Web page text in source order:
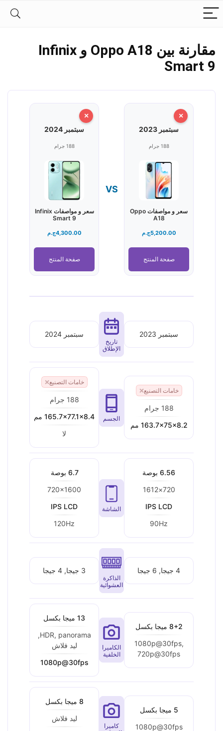
مقارنة بين Oppo A18 و Infinix
Smart 9
×
سبتمبر 2023
188 جرام
سعر و مواصفات Oppo
A18
ج.م5,200.00
صفحة المنتج
VS
×
سبتمبر 2024
188 جرام
سعر و مواصفات Infinix
Smart 9
ج.م4,300.00
صفحة المنتج
سبتمبر 2023
تاريخ
الإطلاق
سبتمبر 2024
خامات التصنيع❌
188 جرام
163.7x75x8.2 مم
الجسم
خامات التصنيع❌
188 جرام
165.7x77.1x8.4 مم
لا
6.56 بوصة
720×1612
IPS LCD
90Hz
الشاشة
6.7 بوصة
720x1600
IPS LCD
120Hz
4 جيجا, 6 جيجا
الذاكرة
العشوائية
3 جيجا, 4 جيجا
8+2 ميجا بكسل
1080p@30fps,
720p@30fps
الكاميرا
الخلفية
13 ميجا بكسل
HDR, panorama,
ليد فلاش
1080p@30fps
5 ميجا بكسل
1080p@30fps
كاميرا
8 ميجا بكسل
ليد فلاش